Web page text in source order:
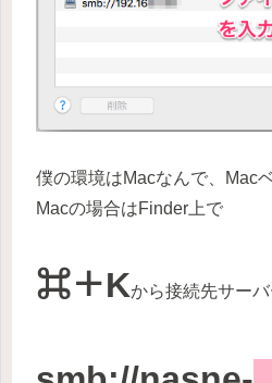
僕の環境はMacなんで、Mac
Macの場合はFinder上で
⌘＋Kから接続先サー